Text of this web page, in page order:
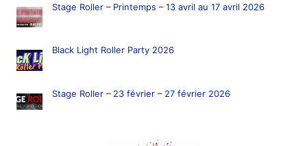
Stage Roller – Printemps – 13 avril au 17 avril 2026
Black Light Roller Party 2026
Stage Roller – 23 février – 27 février 2026